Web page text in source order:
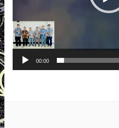
00:00